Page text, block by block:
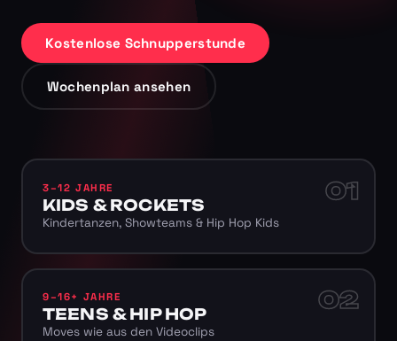
Kostenlose Schnupperstunde
Wochenplan ansehen
01
3–12 JAHRE
KIDS & ROCKETS
Kindertanzen, Showteams & Hip Hop Kids
02
9–16+ JAHRE
TEENS & HIP HOP
Moves wie aus den Videoclips